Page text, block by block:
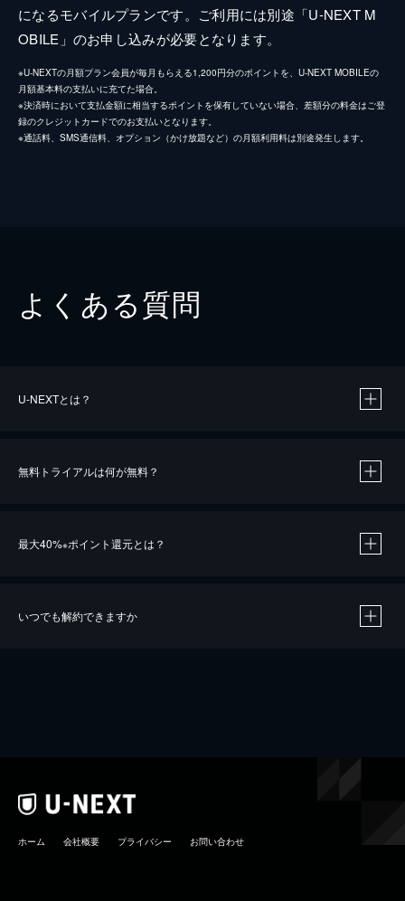
になるモバイルプランです。ご利用には別途「U-NEXT M
OBILE」のお申し込みが必要となります。
※U-NEXTの月額プラン会員が毎月もらえる1,200円分のポイントを、U-NEXT MOBILEの
月額基本料の支払いに充てた場合。
※決済時において支払金額に相当するポイントを保有していない場合、差額分の料金はご登
録のクレジットカードでのお支払いとなります。
※通話料、SMS通信料、オプション（かけ放題など）の月額利用料は別途発生します。
よくある質問
U-NEXTとは？
無料トライアルは何が無料？
最大40%※ポイント還元とは？
いつでも解約できますか
ホーム 会社概要 プライバシー お問い合わせ